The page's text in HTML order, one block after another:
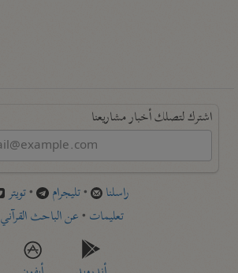
اشترك لتصلك أخبار مشاريعنا
راسلنا •تليجرام •تويتر
تعليمات •عن الباحث القرآني